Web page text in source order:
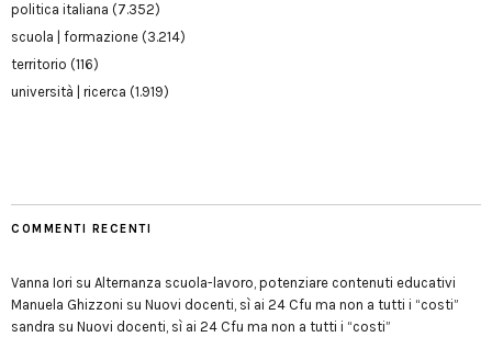
politica italiana (7.352)
scuola | formazione (3.214)
territorio (116)
università | ricerca (1.919)
COMMENTI RECENTI
Vanna Iori su Alternanza scuola-lavoro, potenziare contenuti educativi
Manuela Ghizzoni su Nuovi docenti, sì ai 24 Cfu ma non a tutti i “costi”
sandra su Nuovi docenti, sì ai 24 Cfu ma non a tutti i “costi”